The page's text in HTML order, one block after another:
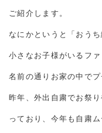
ご紹介します。
なにかというと「おう
小さなお子様がいるフ
名前の通りお家の中で
昨年、外出自粛でお祭
っており、今年も自粛